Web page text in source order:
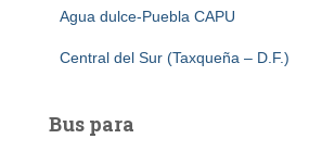
Agua dulce-Puebla CAPU
Central del Sur (Taxqueña – D.F.)
Bus para